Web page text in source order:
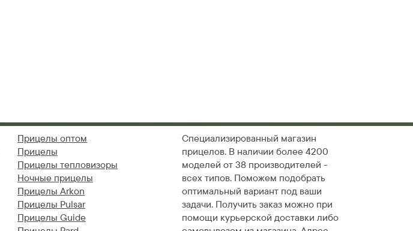
Прицелы оптом
Прицелы
Прицелы тепловизоры
Ночные прицелы
Прицелы Arkon
Прицелы Pulsar
Прицелы Guide
Специализированный магазин
прицелов. В наличии более 4200
моделей от 38 производителей -
всех типов. Поможем подобрать
оптимальный вариант под ваши
задачи. Получить заказ можно при
помощи курьерской доставки либо